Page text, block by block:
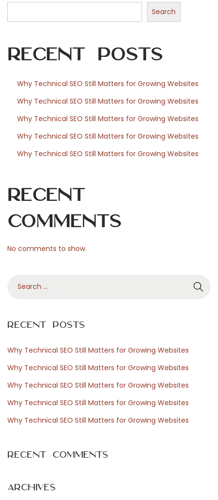
f
o
r
W
o
r
d
r
e
s
s
p
E
x
Search
Recent Posts
Why Technical SEO Still Matters for Growing Websites
Why Technical SEO Still Matters for Growing Websites
Why Technical SEO Still Matters for Growing Websites
Why Technical SEO Still Matters for Growing Websites
Why Technical SEO Still Matters for Growing Websites
Recent
Comments
No comments to show.
r
h
r
:
Recent Posts
Why Technical SEO Still Matters for Growing Websites
Why Technical SEO Still Matters for Growing Websites
Why Technical SEO Still Matters for Growing Websites
Why Technical SEO Still Matters for Growing Websites
Why Technical SEO Still Matters for Growing Websites
Recent Comments
Archives